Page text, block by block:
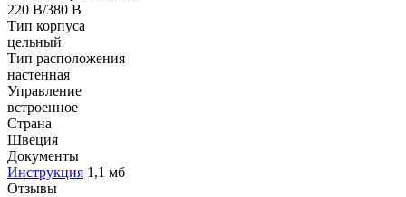
220 В/380 В
Тип корпуса
цельный
Тип расположения
настенная
Управление
встроенное
Страна
Швеция
Документы
Инструкция 1,1 мб
Отзывы